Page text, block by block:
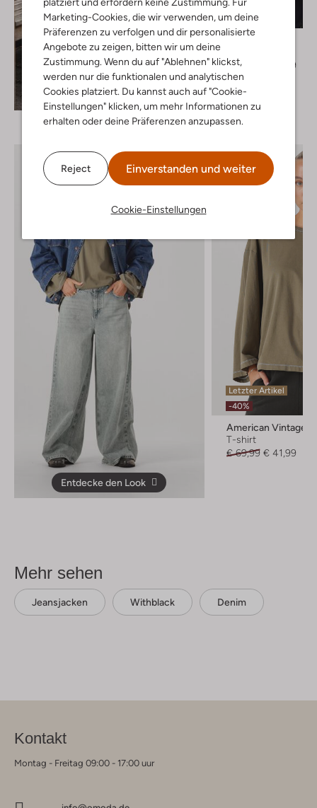
Marketing-Cookies, die wir verwenden, um deine
Präferenzen zu verfolgen und dir personalisierte
Angebote zu zeigen, bitten wir um deine
Zustimmung. Wenn du auf "Ablehnen" klickst,
werden nur die funktionalen und analytischen
Cookies platziert. Du kannst auch auf "Cookie-
Einstellungen" klicken, um mehr Informationen zu
erhalten oder deine Präferenzen anzupassen.
Reject Einverstanden und weiter
Cookie-Einstellungen
Entdecke den Look
-50%
Withblack
€ 79,99
€ 39,99
+ mehr farben
Entdecke den Look
Letzter Artikel
-40%
American Vintage
T-shirt
€ 69,99 € 41,99
Mehr sehen
Jeansjacken Withblack Denim
Kontakt
Montag - Freitag 09:00 - 17:00 uur